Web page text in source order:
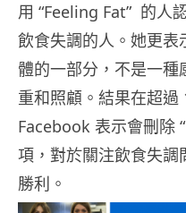
用 “Feeling Fat” 的人
飲食失調的人。她更表
體的一部分，不是一
重和照顧。結果在超過
Facebook 表示會刪除
項，對於關注飲食失調
勝利。